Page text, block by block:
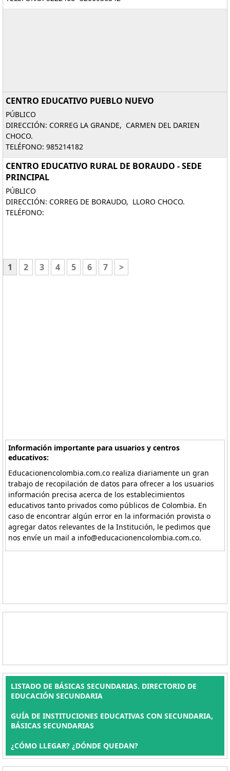
CENTRO EDUCATIVO PUEBLO NUEVO
PÚBLICO
DIRECCIÓN: CORREG LA GRANDE, CARMEN DEL DARIEN
CHOCO.
TELÉFONO: 985214182
CENTRO EDUCATIVO RURAL DE BORAUDO - SEDE
PRINCIPAL
PÚBLICO
DIRECCIÓN: CORREG DE BORAUDO, LLORO CHOCO.
TELÉFONO:
1 2 3 4 5 6 7 >
Información importante para usuarios y centros
educativos:
Educacionencolombia.com.co realiza diariamente un gran
trabajo de recopilación de datos para ofrecer a los usuarios
información precisa acerca de los establecimientos
educativos tanto privados como públicos de Colombia. En
caso de encontrar algún error en la información provista o
agregar datos relevantes de la Institución, le pedimos que
nos envíe un mail a info@educacionencolombia.com.co.
LISTADO DE BÁSICAS SECUNDARIAS. DIRECTORIO DE
EDUCACIÓN SECUNDARIA
GUÍA DE INSTITUCIONES EDUCATIVAS CON SECUNDARIA,
BÁSICAS SECUNDARIAS
¿CÓMO LLEGAR? ¿DÓNDE QUEDAN?